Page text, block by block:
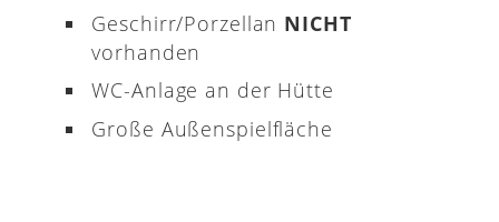
Geschirr/Porzellan NICHT
vorhanden
WC-Anlage an der Hütte
Große Außenspielfläche